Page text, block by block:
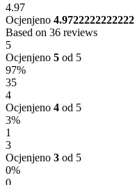
4.97
Ocjenjeno 4.9722222222222
Based on 36 reviews
5
Ocjenjeno 5 od 5
97%
35
4
Ocjenjeno 4 od 5
3%
1
3
Ocjenjeno 3 od 5
0%
0